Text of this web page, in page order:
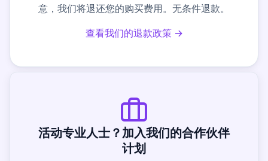
意，我们将退还您的购买费用。无条件退款。
查看我们的退款政策 →
活动专业人士？加入我们的合作伙伴
计划